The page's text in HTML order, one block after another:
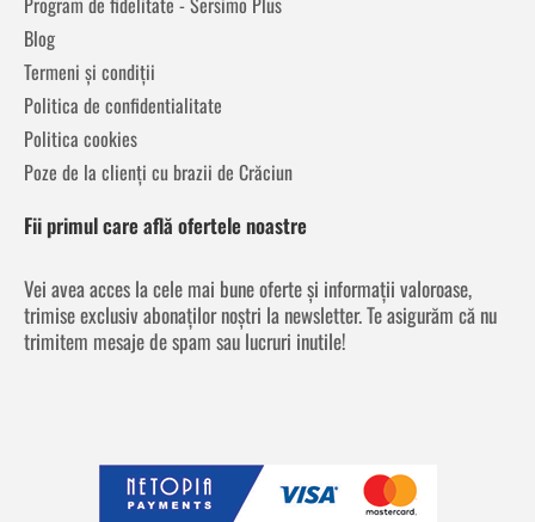
Blog
Termeni și condiții
Politica de confidentialitate
Politica cookies
Poze de la clienți cu brazii de Crăciun
Fii primul care află ofertele noastre
Vei avea acces la cele mai bune oferte și informații valoroase,
trimise exclusiv abonaților noștri la newsletter. Te asigurăm că nu
trimitem mesaje de spam sau lucruri inutile!